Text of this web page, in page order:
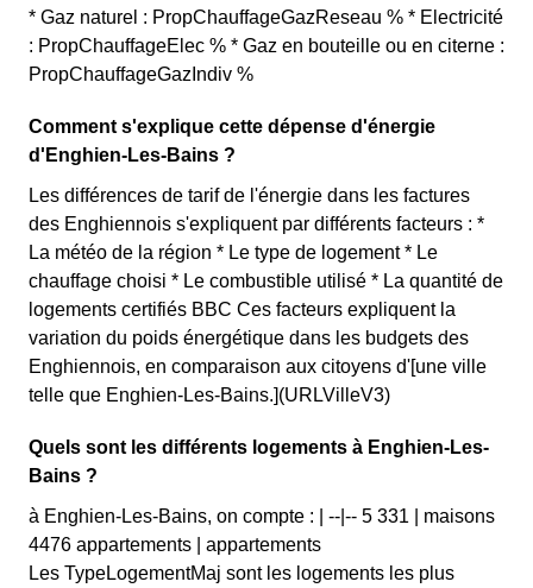
* Gaz naturel : PropChauffageGazReseau % * Electricité
: PropChauffageElec % * Gaz en bouteille ou en citerne :
PropChauffageGazIndiv %
Comment s'explique cette dépense d'énergie
d'Enghien-Les-Bains ?
Les différences de tarif de l'énergie dans les factures
des Enghiennois s'expliquent par différents facteurs : *
La météo de la région * Le type de logement * Le
chauffage choisi * Le combustible utilisé * La quantité de
logements certifiés BBC Ces facteurs expliquent la
variation du poids énergétique dans les budgets des
Enghiennois, en comparaison aux citoyens d'[une ville
telle que Enghien-Les-Bains.](URLVilleV3)
Quels sont les différents logements à Enghien-Les-
Bains ?
à Enghien-Les-Bains, on compte : | --|-- 5 331 | maisons
4476 appartements | appartements
Les TypeLogementMaj sont les logements les plus